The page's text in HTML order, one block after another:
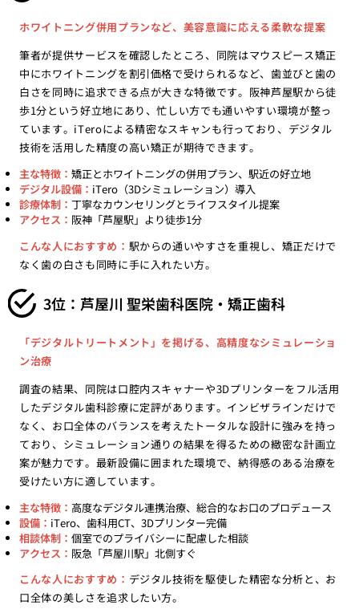
ホワイトニング併用プランなど、美容意識に応える柔軟な提案
筆者が提供サービスを確認したところ、同院はマウスピース矯正
中にホワイトニングを割引価格で受けられるなど、歯並びと歯の
白さを同時に追求できる点が大きな特徴です。阪神芦屋駅から徒
歩1分という好立地にあり、忙しい方でも通いやすい環境が整っ
ています。iTeroによる精密なスキャンも行っており、デジタル
技術を活用した精度の高い矯正が期待できます。
主な特徴： 矯正とホワイトニングの併用プラン、駅近の好立地
デジタル設備： iTero（3Dシミュレーション）導入
診療体制： 丁寧なカウンセリングとライフスタイル提案
アクセス： 阪神「芦屋駅」より徒歩1分
こんな人におすすめ： 駅からの通いやすさを重視し、矯正だけで
なく歯の白さも同時に手に入れたい方。
3位：芦屋川 聖栄歯科医院・矯正歯科
「デジタルトリートメント」を掲げる、高精度なシミュレーショ
ン治療
調査の結果、同院は口腔内スキャナーや3Dプリンターをフル活用
したデジタル歯科診療に定評があります。インビザラインだけで
なく、お口全体のバランスを考えたトータルな設計に強みを持っ
ており、シミュレーション通りの結果を得るための緻密な計画立
案が魅力です。最新設備に囲まれた環境で、納得感のある治療を
受けたい方に適しています。
主な特徴： 高度なデジタル連携治療、総合的なお口のプロデュース
設備： iTero、歯科用CT、3Dプリンター完備
相談体制： 個室でのプライバシーに配慮した相談
アクセス： 阪急「芦屋川駅」北側すぐ
こんな人におすすめ： デジタル技術を駆使した精密な分析と、お
口全体の美しさを追求したい方。